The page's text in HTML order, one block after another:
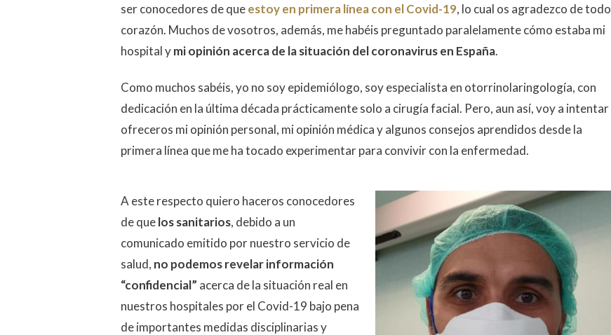
ser conocedores de queestoy en primera línea con el Covid-19, lo cual os agradezco de todo
corazón. Muchos de vosotros, además, me habéis preguntado paralelamente cómo estaba mi
hospital ymi opinión acerca de la situación del coronavirus en España.
Como muchos sabéis, yo no soy epidemiólogo, soy especialista en otorrinolaringología, con
dedicación en la última década prácticamente solo a cirugía facial. Pero, aun así, voy a intentar
ofreceros mi opinión personal, mi opinión médica y algunos consejos aprendidos desde la
primera línea que me ha tocado experimentar para convivir con la enfermedad.
A este respecto quiero haceros conocedores
de quelos sanitarios, debido a un
comunicado emitido por nuestro servicio de
salud, no podemos revelar información
“confidencial” acerca de la situación real en
nuestros hospitales por el Covid-19 bajo pena
de importantes medidas disciplinarias y